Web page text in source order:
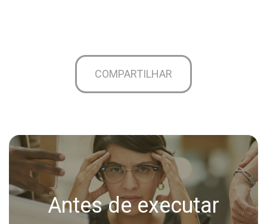
COMPARTILHAR
Antes de executar